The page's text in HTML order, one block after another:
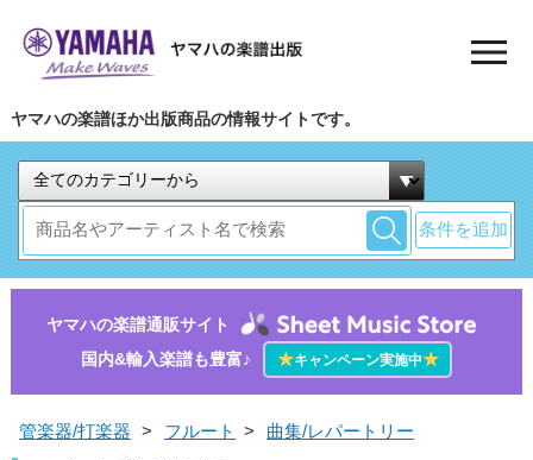
ヤマハの楽譜ほか出版商品の情報サイトです。
条件を追加
ヤマハの楽譜通販サイト
国内&輸入楽譜も豊富♪
★キャンペーン実施中★
管楽器/打楽器 > フルート > 曲集/レパートリー